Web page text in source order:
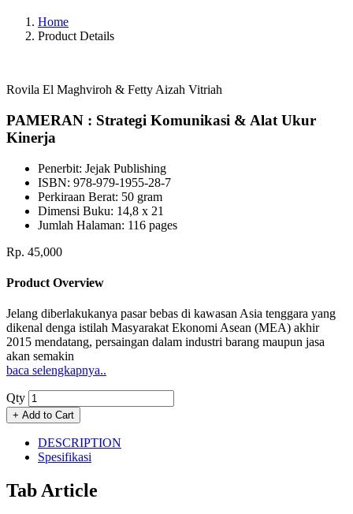
Home
Product Details
Rovila El Maghviroh & Fetty Aizah Vitriah
PAMERAN : Strategi Komunikasi & Alat Ukur
Kinerja
Penerbit: Jejak Publishing
ISBN: 978-979-1955-28-7
Perkiraan Berat: 50 gram
Dimensi Buku: 14,8 x 21
Jumlah Halaman: 116 pages
Rp. 45,000
Product Overview
Jelang diberlakukanya pasar bebas di kawasan Asia tenggara yang
dikenal denga istilah Masyarakat Ekonomi Asean (MEA) akhir
2015 mendatang, persaingan dalam industri barang maupun jasa
akan semakin
baca selengkapnya..
Qty
DESCRIPTION
Spesifikasi
Tab Article